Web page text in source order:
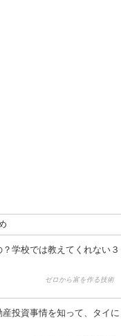
学校では教えてくれない３
ゼロから富を作る技術
投資事情を知って、タイに